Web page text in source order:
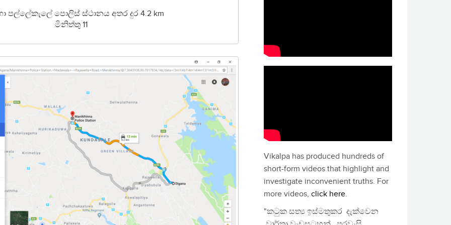
පල්ලේකැලේ පොලිස් ස්ථානය අතර දුර 4.2 km
මිනිත්තු 11
Vikalpa has produced hundreds of
short-form videos that highlight and
investigate inconvenient truths. For
more videos, click here.
"කටුක සත්‍ය ඉස්මතුකර දැක්වෙන